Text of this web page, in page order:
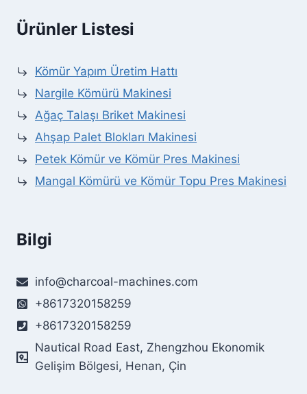
Ürünler Listesi
Kömür Yapım Üretim Hattı
Nargile Kömürü Makinesi
Ağaç Talaşı Briket Makinesi
Ahşap Palet Blokları Makinesi
Petek Kömür ve Kömür Pres Makinesi
Mangal Kömürü ve Kömür Topu Pres Makinesi
Bilgi
info@charcoal-machines.com
+8617320158259
+8617320158259
Nautical Road East, Zhengzhou Ekonomik
Gelişim Bölgesi, Henan, Çin